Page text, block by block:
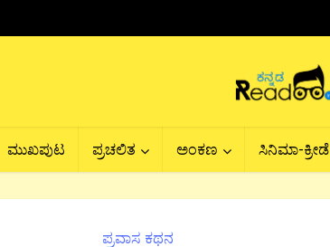
ಮುಖಪುಟ ಪ್ರಚಲಿತ ಅಂಕಣ ಸಿನಿಮಾ-ಕ್ರೀಡೆ
ಪ್ರವಾಸ ಕಥನ